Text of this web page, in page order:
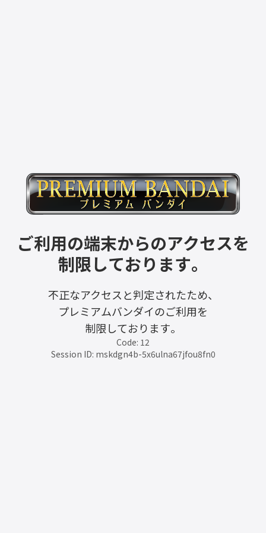
ご利用の端末からのアクセスを
制限しております。
不正なアクセスと判定されたため、
プレミアムバンダイのご利用を
制限しております。
Code: 12
Session ID: mskdgn4b-5x6ulna67jfou8fn0